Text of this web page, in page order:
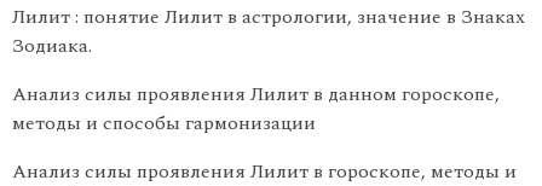
Лилит : понятие Лилит в астрологии, значение в Знаках
Зодиака.
Анализ силы проявления Лилит в данном гороскопе,
методы и способы гармонизации
Анализ силы проявления Лилит в гороскопе, методы и